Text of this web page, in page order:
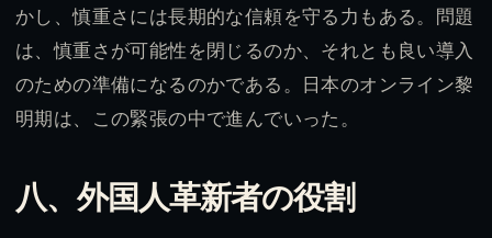
かし、慎重さには長期的な信頼を守る力もある。問題
は、慎重さが可能性を閉じるのか、それとも良い導入
のための準備になるのかである。日本のオンライン黎
明期は、この緊張の中で進んでいった。
八、外国人革新者の役割